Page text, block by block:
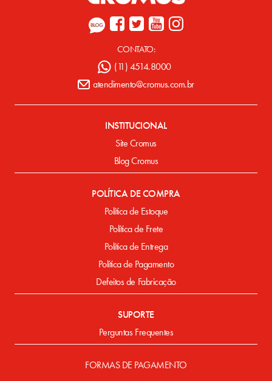
CONTATO:
(11) 4514.8000
atendimento@cromus.com.br
INSTITUCIONAL
Site Cromus
Blog Cromus
POLÍTICA DE COMPRA
Política de Estoque
Política de Frete
Política de Entrega
Política de Pagamento
Defeitos de Fabricação
SUPORTE
Perguntas Frequentes
FORMAS DE PAGAMENTO